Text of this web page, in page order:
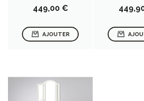
Prix
449,00 €
AJOUTER
Prix